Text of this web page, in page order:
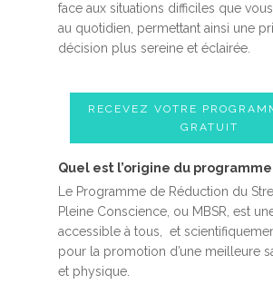
face aux situations difficiles que
au quotidien, permettant ainsi une
décision plus sereine et éclairée.
RECEVEZ VOTRE
GRATUIT
Quel est l’origine du programme
Le Programme de Réduction du
Pleine Conscience, ou MBSR, est
accessible à tous, et
pour la promotion d’une meilleure
et physique.